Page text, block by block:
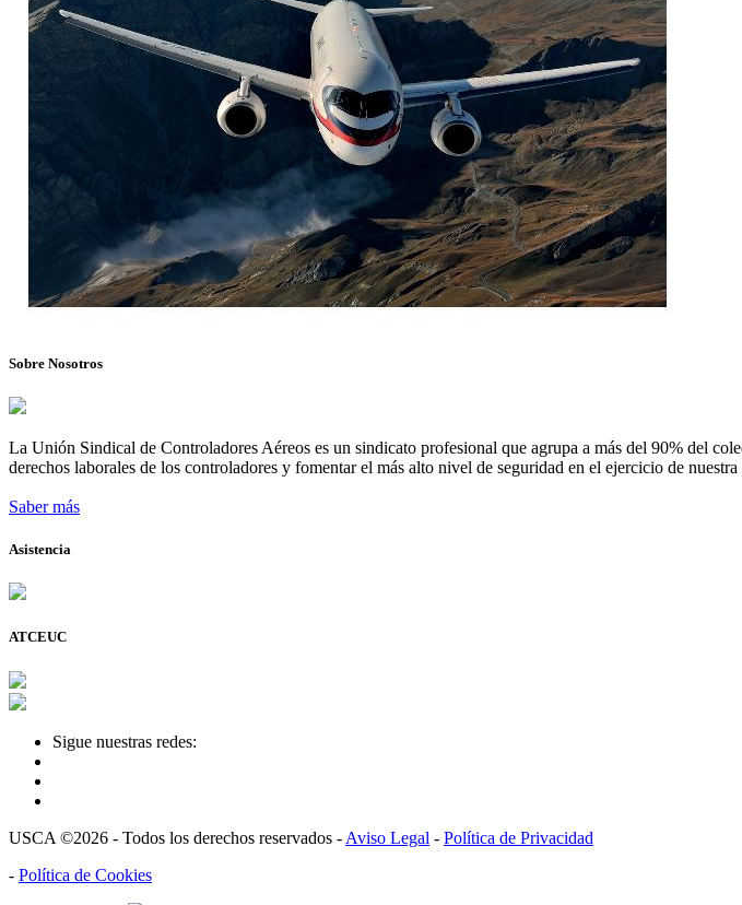
Sobre Nosotros
La Unión Sindical de Controladores Aéreos es un sindicato profesional que agrupa a más del 90% del
derechos laborales de los controladores y fomentar el más alto nivel de seguridad en el ejercicio de
Saber más
Asistencia
ATCEUC
Sigue nuestras redes:
USCA ©2026 - Todos los derechos reservados - Aviso Legal - Política de Privacidad
- Política de Cookies